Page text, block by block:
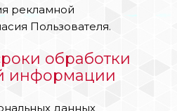
рекламной
Пользователя.
обработки
информации
данных